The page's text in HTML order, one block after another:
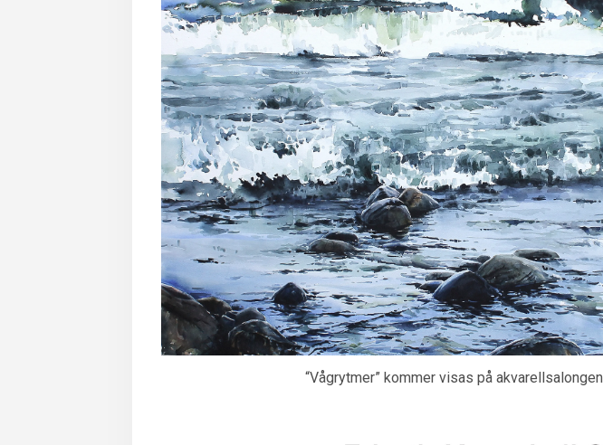
“Vågrytmer” kommer visas på akvarellsalongen